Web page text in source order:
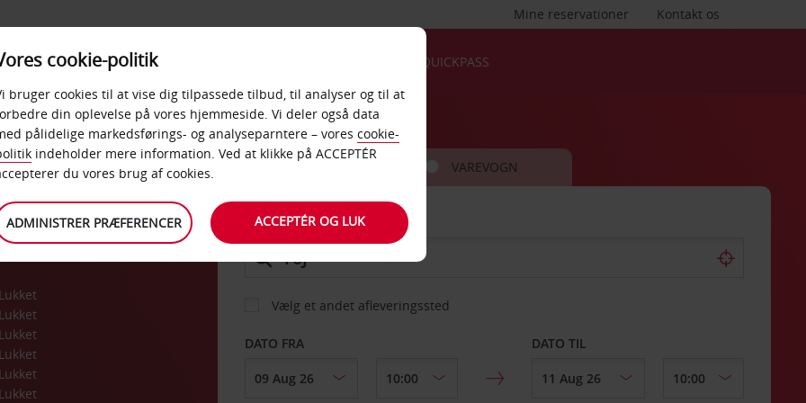
Kontakt os
Mine reservationer
PRODUKTER &
KONTORER
QUICKPASS
Lukket
Lukket
Lukket
Lukket
Lukket
Lukket
BIL VAREVOGN
AFHENT FRA
Vælg et andet afleveringssted
DATO FRA DATO TIL
cookie-politik
bruger cookies til at vise dig tilpassede tilbud, til analyser og til at
din oplevelse på vores hjemmeside. Vi deler også data
pålidelige markedsførings- og analyseparntere – vores cookie-
indeholder mere information. Ved at klikke på ACCEPTÉR
du vores brug af cookies.
ADMINISTRER PRÆFERENCER ACCEPTÉR OG LUK